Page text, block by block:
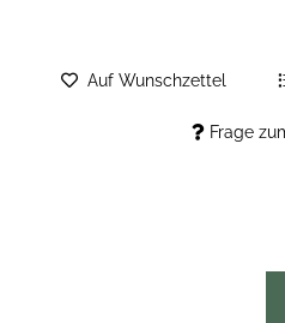
Frage
Auf Wunschzettel